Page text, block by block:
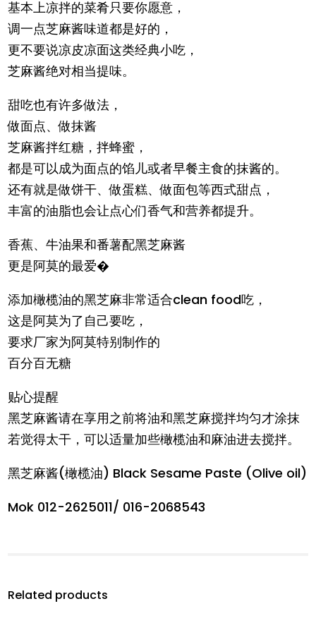
基本上凉拌的菜肴只要你愿意，
调一点芝麻酱味道都是好的，
更不要说凉皮凉面这类经典小吃，
芝麻酱绝对相当提味。
甜吃也有许多做法，
做面点、做抹酱
芝麻酱拌红糖，拌蜂蜜，
都是可以成为面点的馅儿或者早餐主食的抹酱的。
还有就是做饼干、做蛋糕、做面包等西式甜点，
丰富的油脂也会让点心们香气和营养都提升。
香蕉、牛油果和番薯配黑芝麻酱
更是阿莫的最爱�
添加橄榄油的黑芝麻非常适合clean food吃，
这是阿莫为了自己要吃，
要求厂家为阿莫特别制作的
百分百无糖
贴心提醒
黑芝麻酱请在享用之前将油和黑芝麻搅拌均匀才涂抹
若觉得太干，可以适量加些橄榄油和麻油进去搅拌。
黑芝麻酱(橄榄油) Black Sesame Paste (Olive oil)
Mok 012-2625011/ 016-2068543
Related products